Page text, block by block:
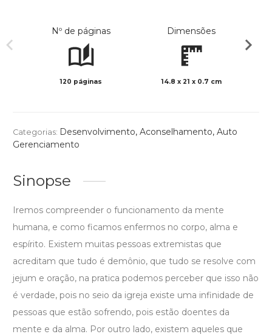
Nº de páginas
120 páginas
Dimensões
14.8 x 21 x 0.7 cm
Categorias: Desenvolvimento, Aconselhamento, Auto
Gerenciamento
Sinopse
Iremos compreender o funcionamento da mente
humana, e como ficamos enfermos no corpo, alma e
espírito. Existem muitas pessoas extremistas que
acreditam que tudo é demônio, que tudo se resolve com
jejum e oração, na pratica podemos perceber que isso não
é verdade, pois no seio da igreja existe uma infinidade de
pessoas que estão sofrendo, pois estão doentes da
mente e da alma. Por outro lado, existem aqueles que